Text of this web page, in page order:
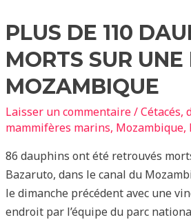
PLUS DE 110
MORTS SUR
MOZAMBIQUE
Laisser un commentaire/Cétacés,
mammifères marins, Mozambique,
86 dauphins ont été retrouvés
Bazaruto, dans le canal du
le dimanche précédent avec une
endroit par l’équipe du parc